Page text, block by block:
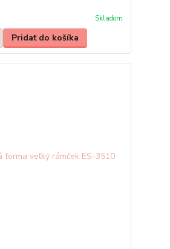
Skladom
Pridať do košíka